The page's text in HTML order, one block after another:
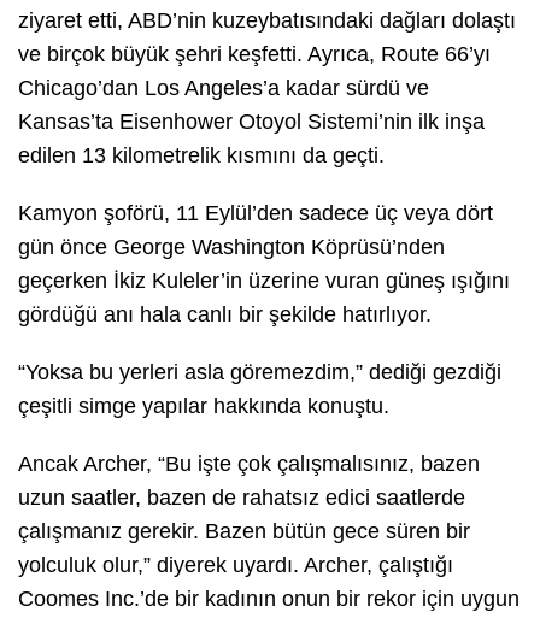
ziyaret etti, ABD’nin kuzeybatısındaki dağları dolaştı
ve birçok büyük şehri keşfetti. Ayrıca, Route 66’yı
Chicago’dan Los Angeles’a kadar sürdü ve
Kansas’ta Eisenhower Otoyol Sistemi’nin ilk inşa
edilen 13 kilometrelik kısmını da geçti.
Kamyon şoförü, 11 Eylül’den sadece üç veya dört
gün önce George Washington Köprüsü’nden
geçerken İkiz Kuleler’in üzerine vuran güneş ışığını
gördüğü anı hala canlı bir şekilde hatırlıyor.
“Yoksa bu yerleri asla göremezdim,” dediği gezdiği
çeşitli simge yapılar hakkında konuştu.
Ancak Archer, “Bu işte çok çalışmalısınız, bazen
uzun saatler, bazen de rahatsız edici saatlerde
çalışmanız gerekir. Bazen bütün gece süren bir
yolculuk olur,” diyerek uyardı. Archer, çalıştığı
Coomes Inc.’de bir kadının onun bir rekor için uygun